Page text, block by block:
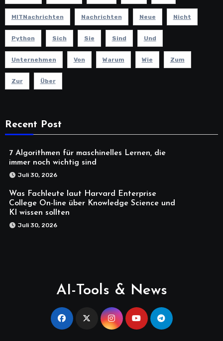
MITNachrichten Nachrichten Neue Nicht
Python Sich Sie Sind Und
Unternehmen Von Warum Wie Zum
Zur Über
Recent Post
7 Algorithmen für maschinelles Lernen, die
immer noch wichtig sind
Juli 30, 2026
Was Fachleute laut Harvard Enterprise
College On-line über Knowledge Science und
KI wissen sollten
Juli 30, 2026
AI-Tools & News